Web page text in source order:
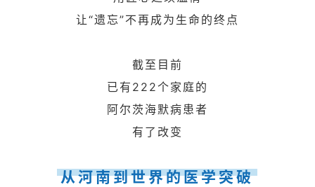
让“遗忘”不再成为生命的终点
截至目前
已有222个家庭的
阿尔茨海默病患者
有了改变
从河南到世界的医学突破